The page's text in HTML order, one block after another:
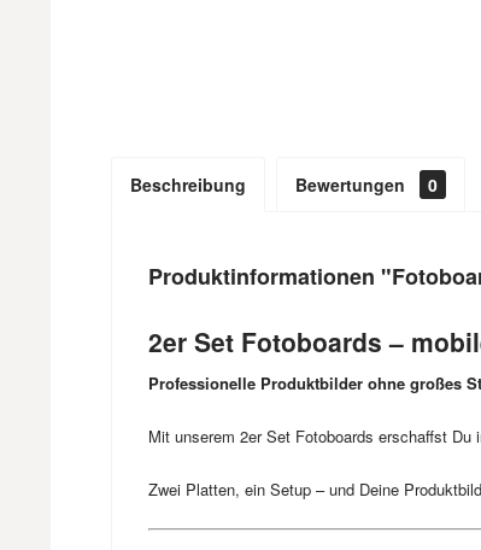
Beschreibung Bewertungen 0
Produktinformationen
2er Set Fotoboards –
Professionelle Produktbilder ohne großes
Mit unserem 2er Set Fotoboards erschaffst
Zwei Platten, ein Setup – und Deine